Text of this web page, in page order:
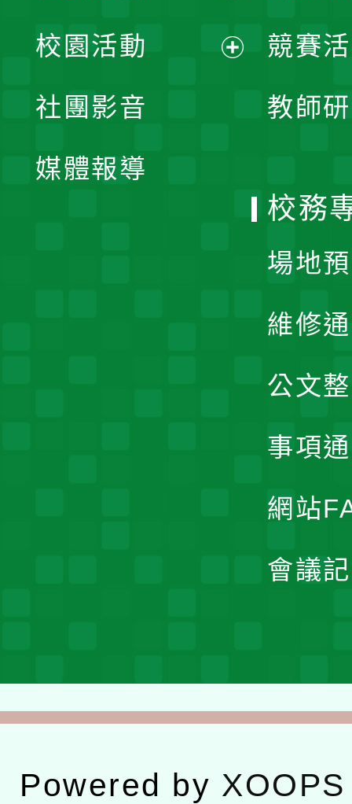
競賽
教師
開
校園活動
社團影音
媒體報導
校務
場地
維修
公文
事項
網站
會議
Powered by XOOPS